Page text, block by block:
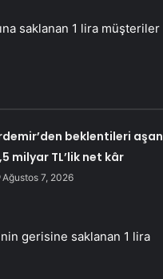
saklanan 1 lira müşteriler
beklentileri aşan
milyar TL’lik net kâr
Ağustos 7, 2026
gerisine saklanan 1 lira